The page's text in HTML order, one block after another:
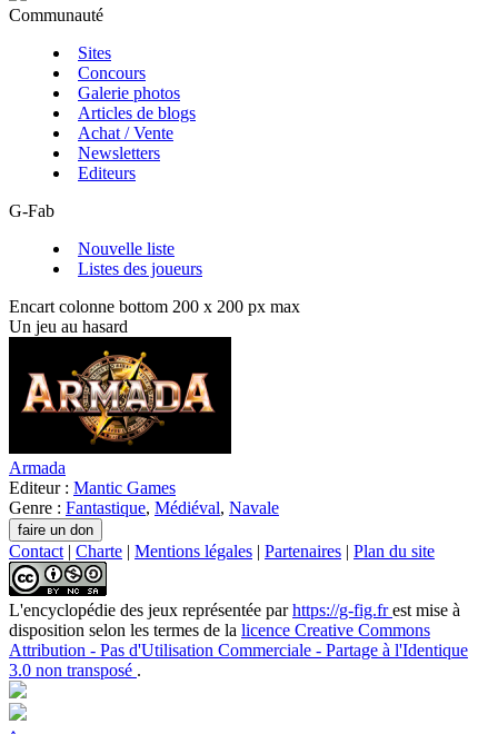
Communauté
Sites
Concours
Galerie photos
Articles de blogs
Achat / Vente
Newsletters
Editeurs
G-Fab
Nouvelle liste
Listes des joueurs
Encart colonne bottom 200 x 200 px max
Un jeu au hasard
Armada
Editeur : Mantic Games
Genre : Fantastique, Médiéval, Navale
Contact | Charte | Mentions légales | Partenaires | Plan du site
L'encyclopédie des jeux représentée parhttps://g-fig.frest mise à
disposition selon les termes de la licence Creative Commons
Attribution - Pas d'Utilisation Commerciale - Partage à l'Identique
3.0 non transposé .